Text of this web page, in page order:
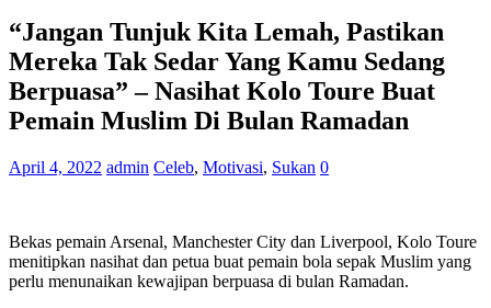
“Jangan Tunjuk Kita Lemah, Pastikan
Mereka Tak Sedar Yang Kamu Sedang
Berpuasa” – Nasihat Kolo Toure Buat
Pemain Muslim Di Bulan Ramadan
April 4, 2022 admin Celeb, Motivasi, Sukan 0
Bekas pemain Arsenal, Manchester City dan Liverpool, Kolo Toure
menitipkan nasihat dan petua buat pemain bola sepak Muslim yang
perlu menunaikan kewajipan berpuasa di bulan Ramadan.